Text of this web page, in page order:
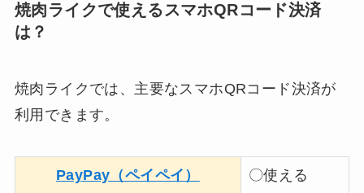
焼肉ライクで使えるスマホQRコード決済
は？
焼肉ライクでは、主要なスマホQRコード決済が
利用できます。
PayPay（ペイペイ） 〇使える